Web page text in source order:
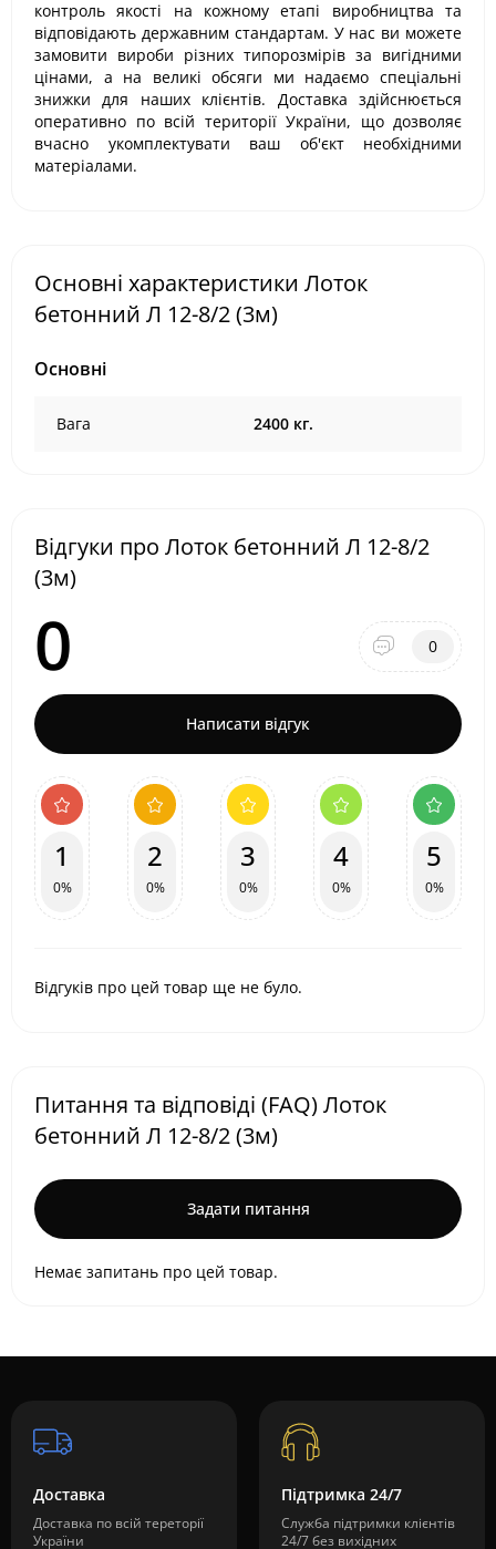
контроль якості на кожному етапі виробництва та
відповідають державним стандартам. У нас ви можете
замовити вироби різних типорозмірів за вигідними
цінами, а на великі обсяги ми надаємо спеціальні
знижки для наших клієнтів. Доставка здійснюється
оперативно по всій території України, що дозволяє
вчасно укомплектувати ваш об'єкт необхідними
матеріалами.
Основні характеристики Лоток
бетонний Л 12-8/2 (3м)
Основні
Вага 2400 кг.
Відгуки про Лоток бетонний Л 12-8/2
(3м)
0 0
Написати відгук
1
0%
2
0%
3
0%
4
0%
5
0%
Відгуків про цей товар ще не було.
Питання та відповіді (FAQ) Лоток
бетонний Л 12-8/2 (3м)
Задати питання
Немає запитань про цей товар.
Доставка
Доставка по всій тереторії
України
Підтримка 24/7
Служба підтримки клієнтів
24/7 без вихідних